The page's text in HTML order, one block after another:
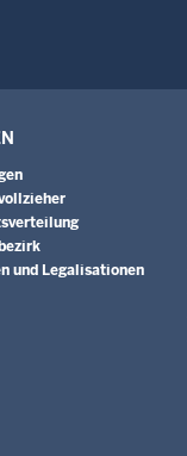
und Legalisationen